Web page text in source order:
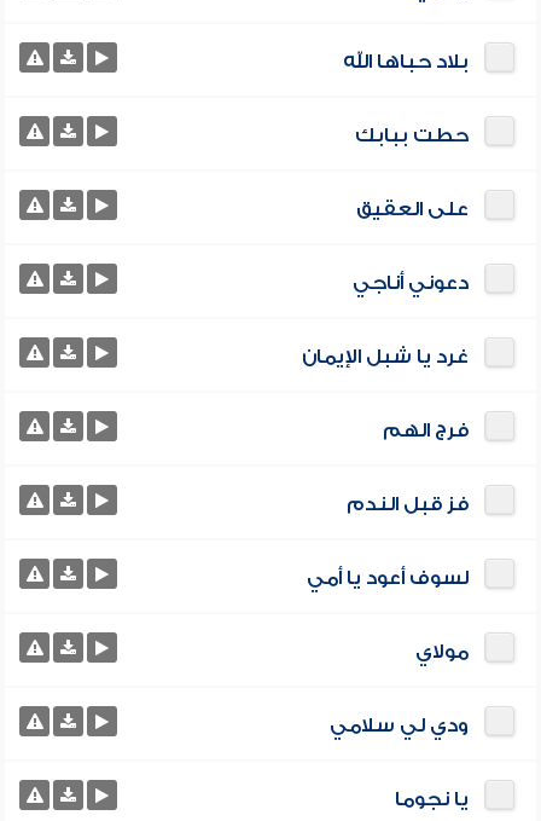
بلاد حباها الله
حطت ببابك
على العقيق
دعوني أناجي
غرد يا شبل الإيمان
فرج الهم
فز قبل الندم
لسوف أعود يا أمي
مولاي
ودي لي سلامي
يا نجوما